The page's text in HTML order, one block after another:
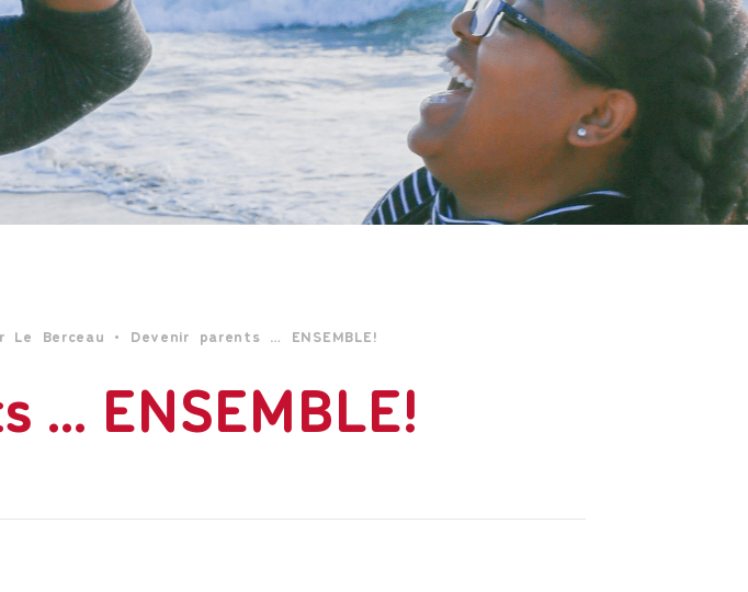
Berceau • Devenir parents … ENSEMBLE!
… ENSEMBLE!